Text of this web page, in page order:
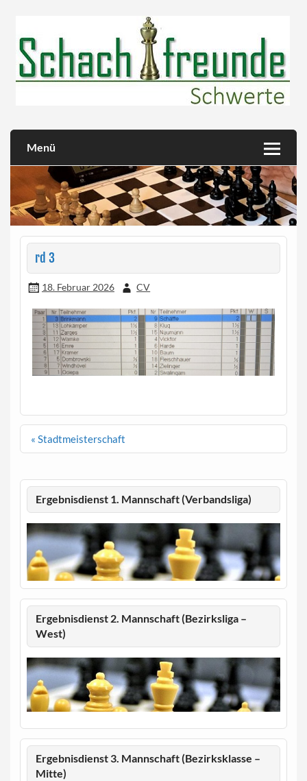
Menü
rd 3
18. Februar 2026 CV
Beitragsnavigation
« Stadtmeisterschaft
Ergebnisdienst 1. Mannschaft (Verbandsliga)
Ergebnisdienst 2. Mannschaft (Bezirksliga –
West)
Ergebnisdienst 3. Mannschaft (Bezirksklasse –
Mitte)